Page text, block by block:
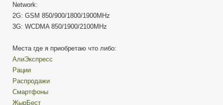
Network:
2G: GSM 850/900/1800/1900MHz
3G: WCDMA 850/1900/2100MHz
Места где я приобретаю что либо:
АлиЭкспресс
Рации
Распродажи
Смартфоны
ЖырБест